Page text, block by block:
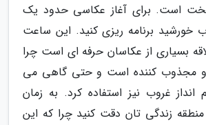
است. برای آغاز عکاسی حدود یک
خورشید برنامه ریزی کنید. این ساعت
بسیاری از عکاسان حرفه ای است چرا
و مجذوب کننده است و حتی گاهی می
غروب نیز استفاده کرد. به زمان
زندگی تان دقت کنید چرا که این